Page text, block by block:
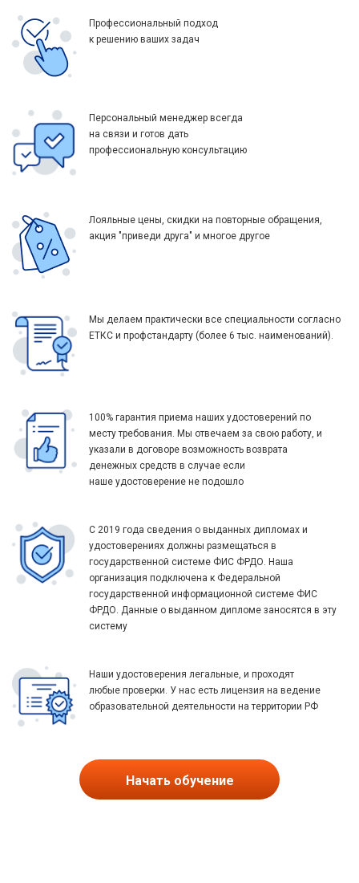
Профессиональный подход
к решению ваших задач
Персональный менеджер всегда
на связи и готов дать
профессиональную консультацию
Лояльные цены, скидки на повторные обращения,
акция "приведи друга" и многое другое
Мы делаем практически все специальности согласно
ЕТКС и профстандарту (более 6 тыс. наименований).
100% гарантия приема наших удостоверений по
месту требования. Мы отвечаем за свою работу, и
указали в договоре возможность возврата
денежных средств в случае если
наше удостоверение не подошло
С 2019 года сведения о выданных дипломах и
удостоверениях должны размещаться в
государственной системе ФИС ФРДО. Наша
организация подключена к Федеральной
государственной информационной системе ФИС
ФРДО. Данные о выданном дипломе заносятся в эту
систему
Наши удостоверения легальные, и проходят
любые проверки. У нас есть лицензия на ведение
образовательной деятельности на территории РФ
Начать обучение